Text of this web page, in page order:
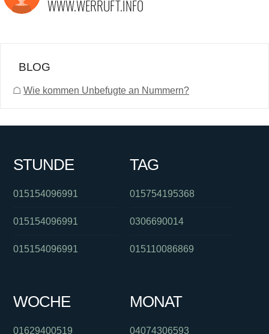
BLOG
☖ Wie kommen Unbefugte an Nummern?
STUNDE
015154096991
015154096991
015154096991
TAG
015754195368
0306690014
015110086869
WOCHE
01629400519
MONAT
04074306593